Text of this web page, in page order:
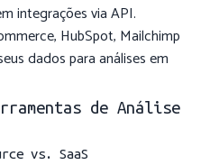
integrações via API.
HubSpot, Mailchimp
dados para análises em
de Análise
vs. SaaS